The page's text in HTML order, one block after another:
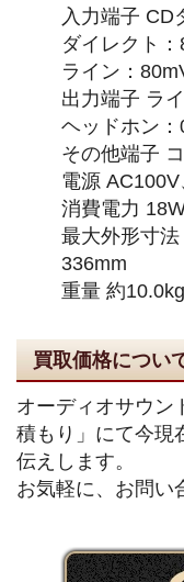
入力端子
ダイレクト
ライン：
出力端子 ラ
ヘッドホン
その他端子
電源
消費電力
最大外形寸
336mm
重量 約10.0kg
買取価格につい
オーディオサウン
積もり」にて今現
伝えします。
お気軽に、お問い